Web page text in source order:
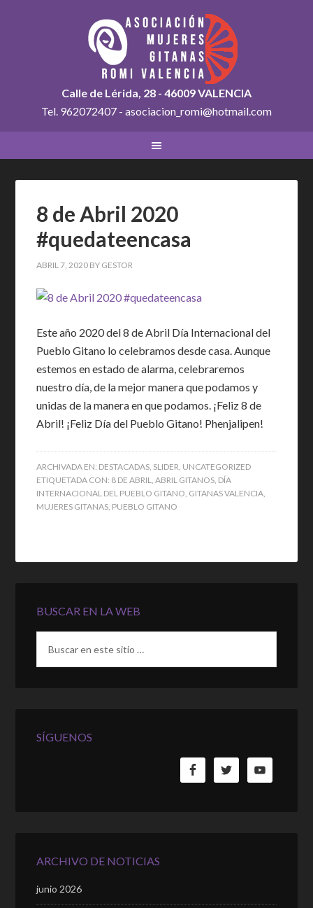
Calle de Lérida, 28 - 46009 VALENCIA
Tel. 962072407 - asociacion_romi@hotmail.com
8 de Abril 2020
#quedateencasa
ABRIL 7, 2020 BY GESTOR
Este año 2020 del 8 de Abril Día Internacional del
Pueblo Gitano lo celebramos desde casa. Aunque
estemos en estado de alarma, celebraremos
nuestro día, de la mejor manera que podamos y
unidas de la manera en que podamos. ¡Feliz 8 de
Abril! ¡Feliz Día del Pueblo Gitano! Phenjalipen!
ARCHIVADA EN: DESTACADAS, SLIDER, UNCATEGORIZED
ETIQUETADA CON: 8 DE ABRIL,ABRIL GITANOS, DÍA
INTERNACIONAL DEL PUEBLO GITANO, GITANAS VALENCIA,
MUJERES GITANAS, PUEBLO GITANO
BUSCAR EN LA WEB
SÍGUENOS
ARCHIVO DE NOTICIAS
junio 2026